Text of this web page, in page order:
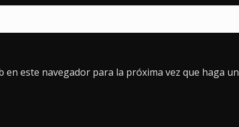
este navegador para la próxima vez que haga un